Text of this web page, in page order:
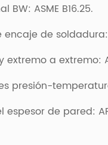
BW: ASME B16.25.
de soldadura:
a extremo:
presión-
espesor de pared: